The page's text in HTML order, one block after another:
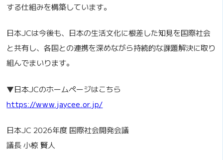
する仕組みを構築しています。
日本JCは今後も、日本の生活文化に根差した知見を国際社会
と共有し、各国との連携を深めながら持続的な課題解決に取り
組んでまいります。
▼日本JCのホームページはこちら
https://www.jaycee.or.jp/
日本JC 2026年度 国際社会開発会議
議長 小椋 賢人